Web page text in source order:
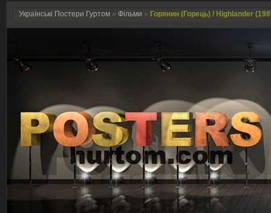
Українські Постери Гуртом » Фільми » Горянин (Горець) / Highlander